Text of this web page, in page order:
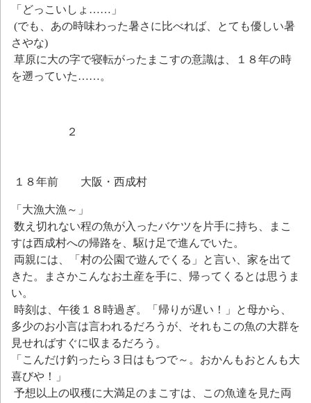
「どっこいしょ……」
(でも、あの時味わった暑さに比べれば、とても優しい暑
さやな)
草原に大の字で寝転がったまこすの意識は、１８年の時
を遡っていた……。
２
１８年前 大阪・西成村
「大漁大漁～」
数え切れない程の魚が入ったバケツを片手に持ち、まこ
すは西成村への帰路を、駆け足で進んでいた。
両親には、「村の公園で遊んでくる」と言い、家を出て
きた。まさかこんなお土産を手に、帰ってくるとは思うま
い。
時刻は、午後１８時過ぎ。「帰りが遅い！」と母から、
多少のお小言は言われるだろうが、それもこの魚の大群を
見せればすぐに収まるだろう。
「こんだけ釣ったら３日はもつで～。おかんもおとんも大
喜びや！」
予想以上の収穫に大満足のまこすは、この魚達を見た両